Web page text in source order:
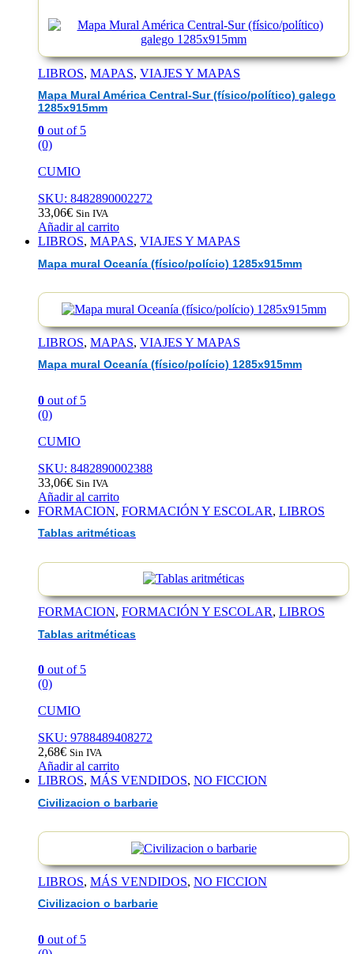
LIBROS, MAPAS, VIAJES Y MAPAS
Mapa Mural América Central-Sur (físico/político) galego
1285x915mm
0 out of 5
(0)
CUMIO
SKU: 8482890002272
33,06€ Sin IVA
Añadir al carrito
LIBROS, MAPAS, VIAJES Y MAPAS
Mapa mural Oceanía (físico/polício) 1285x915mm
LIBROS, MAPAS, VIAJES Y MAPAS
Mapa mural Oceanía (físico/polício) 1285x915mm
0 out of 5
(0)
CUMIO
SKU: 8482890002388
33,06€ Sin IVA
Añadir al carrito
FORMACION, FORMACIÓN Y ESCOLAR, LIBROS
Tablas aritméticas
FORMACION, FORMACIÓN Y ESCOLAR, LIBROS
Tablas aritméticas
0 out of 5
(0)
CUMIO
SKU: 9788489408272
2,68€ Sin IVA
Añadir al carrito
LIBROS, MÁS VENDIDOS, NO FICCION
Civilizacion o barbarie
LIBROS, MÁS VENDIDOS, NO FICCION
Civilizacion o barbarie
0 out of 5